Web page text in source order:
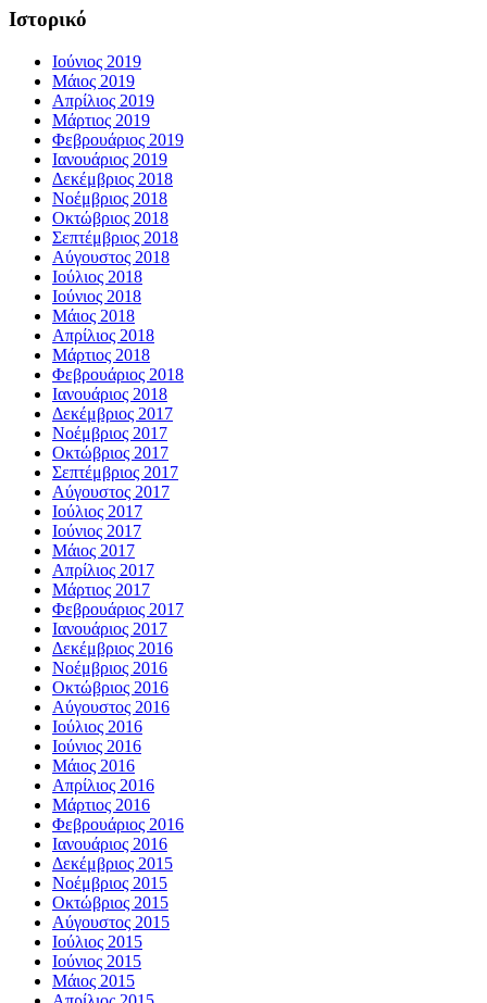
Ιστορικό
Ιούνιος 2019
Μάιος 2019
Απρίλιος 2019
Μάρτιος 2019
Φεβρουάριος 2019
Ιανουάριος 2019
Δεκέμβριος 2018
Νοέμβριος 2018
Οκτώβριος 2018
Σεπτέμβριος 2018
Αύγουστος 2018
Ιούλιος 2018
Ιούνιος 2018
Μάιος 2018
Απρίλιος 2018
Μάρτιος 2018
Φεβρουάριος 2018
Ιανουάριος 2018
Δεκέμβριος 2017
Νοέμβριος 2017
Οκτώβριος 2017
Σεπτέμβριος 2017
Αύγουστος 2017
Ιούλιος 2017
Ιούνιος 2017
Μάιος 2017
Απρίλιος 2017
Μάρτιος 2017
Φεβρουάριος 2017
Ιανουάριος 2017
Δεκέμβριος 2016
Νοέμβριος 2016
Οκτώβριος 2016
Αύγουστος 2016
Ιούλιος 2016
Ιούνιος 2016
Μάιος 2016
Απρίλιος 2016
Μάρτιος 2016
Φεβρουάριος 2016
Ιανουάριος 2016
Δεκέμβριος 2015
Νοέμβριος 2015
Οκτώβριος 2015
Αύγουστος 2015
Ιούλιος 2015
Ιούνιος 2015
Μάιος 2015